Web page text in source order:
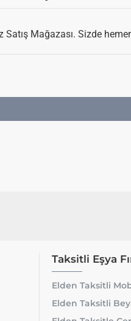
Satış Mağazası. Sizde
Taksitli Eşya
Elden Taksitli
Elden Taksitli